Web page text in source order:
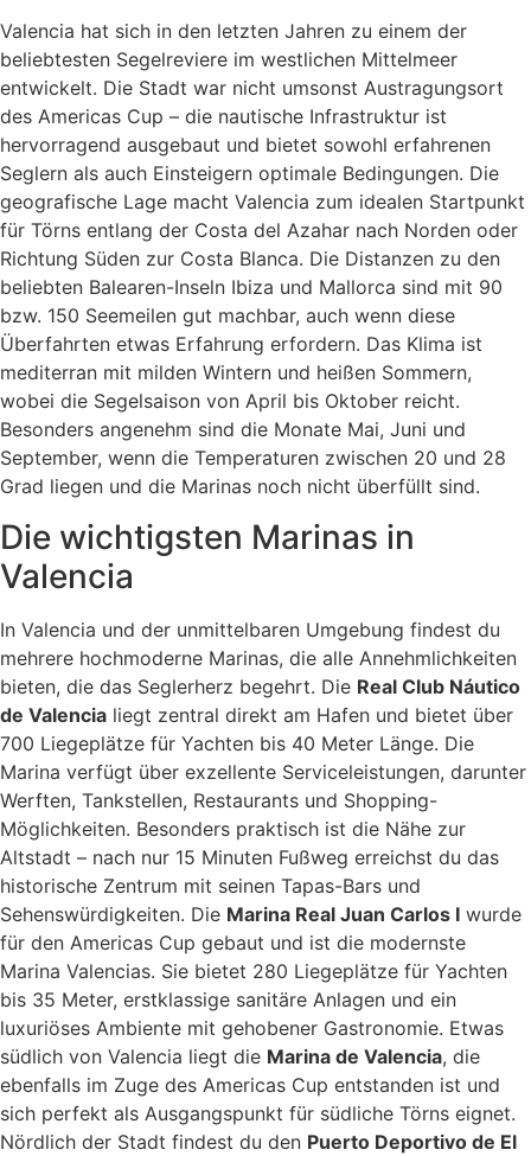
Valencia hat sich in den letzten Jahren zu einem der
beliebtesten Segelreviere im westlichen Mittelmeer
entwickelt. Die Stadt war nicht umsonst Austragungsort
des Americas Cup – die nautische Infrastruktur ist
hervorragend ausgebaut und bietet sowohl erfahrenen
Seglern als auch Einsteigern optimale Bedingungen. Die
geografische Lage macht Valencia zum idealen Startpunkt
für Törns entlang der Costa del Azahar nach Norden oder
Richtung Süden zur Costa Blanca. Die Distanzen zu den
beliebten Balearen-Inseln Ibiza und Mallorca sind mit 90
bzw. 150 Seemeilen gut machbar, auch wenn diese
Überfahrten etwas Erfahrung erfordern. Das Klima ist
mediterran mit milden Wintern und heißen Sommern,
wobei die Segelsaison von April bis Oktober reicht.
Besonders angenehm sind die Monate Mai, Juni und
September, wenn die Temperaturen zwischen 20 und 28
Grad liegen und die Marinas noch nicht überfüllt sind.
Die wichtigsten Marinas in
Valencia
In Valencia und der unmittelbaren Umgebung findest du
mehrere hochmoderne Marinas, die alle Annehmlichkeiten
bieten, die das Seglerherz begehrt. Die Real Club Náutico
de Valencia liegt zentral direkt am Hafen und bietet über
700 Liegeplätze für Yachten bis 40 Meter Länge. Die
Marina verfügt über exzellente Serviceleistungen, darunter
Werften, Tankstellen, Restaurants und Shopping-
Möglichkeiten. Besonders praktisch ist die Nähe zur
Altstadt – nach nur 15 Minuten Fußweg erreichst du das
historische Zentrum mit seinen Tapas-Bars und
Sehenswürdigkeiten. Die Marina Real Juan Carlos I wurde
für den Americas Cup gebaut und ist die modernste
Marina Valencias. Sie bietet 280 Liegeplätze für Yachten
bis 35 Meter, erstklassige sanitäre Anlagen und ein
luxuriöses Ambiente mit gehobener Gastronomie. Etwas
südlich von Valencia liegt die Marina de Valencia, die
ebenfalls im Zuge des Americas Cup entstanden ist und
sich perfekt als Ausgangspunkt für südliche Törns eignet.
Nördlich der Stadt findest du den Puerto Deportivo de El